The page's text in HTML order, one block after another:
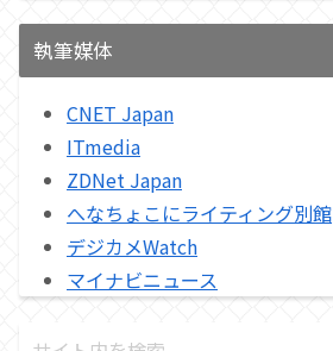
執筆媒体
CNET Japan
ITmedia
ZDNet Japan
へなちょこにライティング別館
デジカメWatch
マイナビニュース